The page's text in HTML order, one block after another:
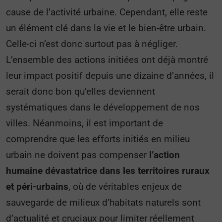
cause de l’activité urbaine. Cependant, elle reste
un élément clé dans la vie et le bien-être urbain.
Celle-ci n’est donc surtout pas à négliger.
L’ensemble des actions initiées ont déjà montré
leur impact positif depuis une dizaine d’années, il
serait donc bon qu’elles deviennent
systématiques dans le développement de nos
villes. Néanmoins, il est important de
comprendre que les efforts initiés en milieu
urbain ne doivent pas compenser l’action
humaine dévastatrice dans les territoires ruraux
et péri-urbains, où de véritables enjeux de
sauvegarde de milieux d’habitats naturels sont
d’actualité et cruciaux pour limiter réellement